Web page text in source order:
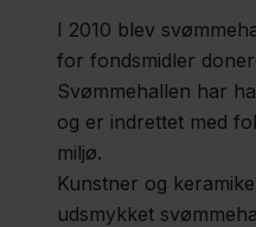
og
udvikling
Skole og
uddannelse
I 2010 blev
for fondsmidler
Svømmehallen har
og er indrettet med
miljø.
Kunstner og
udsmykket